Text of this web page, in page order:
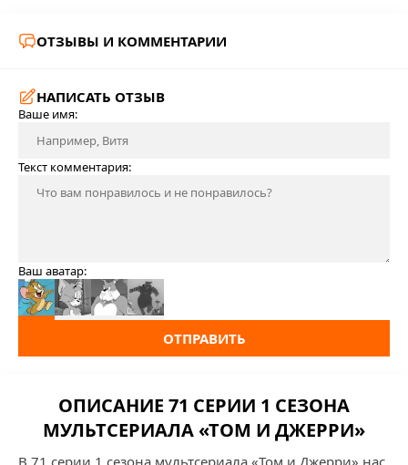
ОТЗЫВЫ И КОММЕНТАРИИ
НАПИСАТЬ ОТЗЫВ
Ваше имя:
Текст комментария:
Ваш аватар:
ОТПРАВИТЬ
ОПИСАНИЕ 71 СЕРИИ 1 СЕЗОНА
МУЛЬТСЕРИАЛА «ТОМ И ДЖЕРРИ»
В 71 серии 1 сезона мультсериала «Том и Джерри» нас